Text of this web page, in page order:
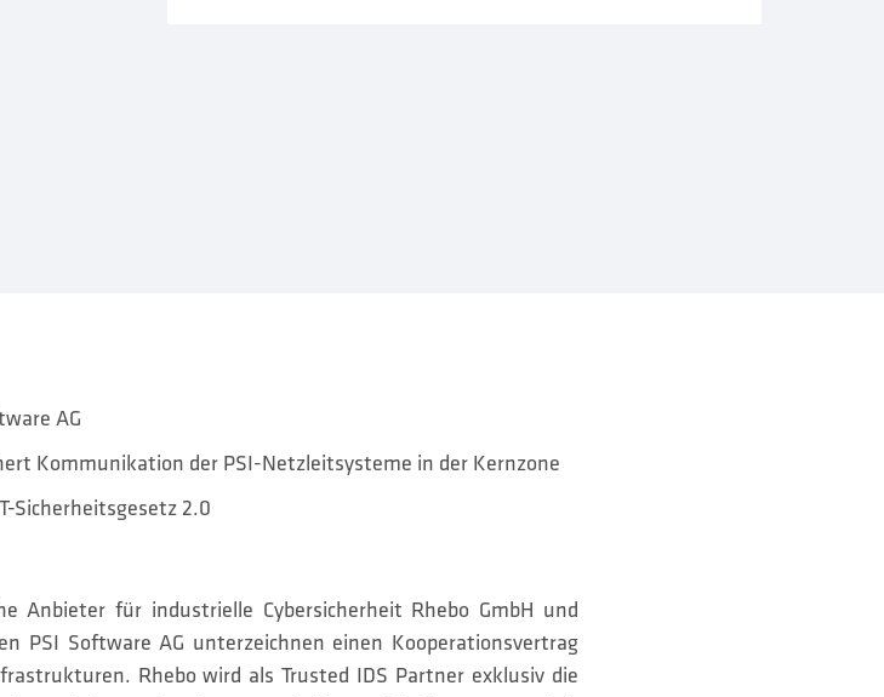
AG
Kommunikation der PSI-Netzleitsysteme in der Kernzone
Sicherheitsgesetz 2.0
Anbieter für industrielle Cybersicherheit Rhebo GmbH und
PSI Software AG unterzeichnen einen Kooperationsvertrag
Rhebo wird als Trusted IDS Partner exklusiv die